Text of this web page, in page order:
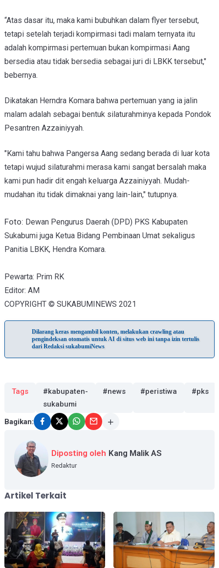
“Atas dasar itu, maka kami bubuhkan dalam flyer tersebut,
tetapi setelah terjadi kompirmasi tadi malam ternyata itu
adalah kompirmasi pertemuan bukan kompirmasi Aang
bersedia atau tidak bersedia sebagai juri di LBKK tersebut,"
bebernya.
Dikatakan Herndra Komara bahwa pertemuan yang ia jalin
malam adalah sebagai bentuk silaturahminya kepada Pondok
Pesantren Azzainiyyah.
"Kami tahu bahwa Pangersa Aang sedang berada di luar kota
tetapi wujud silaturahmi merasa kami sangat bersalah maka
kami pun hadir dit engah keluarga Azzainiyyah. Mudah-
mudahan itu tidak dimaknai yang lain-lain," tutupnya.
Foto: Dewan Pengurus Daerah (DPD) PKS Kabupaten
Sukabumi juga Ketua Bidang Pembinaan Umat sekaligus
Panitia LBKK, Hendra Komara.
Pewarta: Prim RK
Editor: AM
COPYRIGHT © SUKABUMINEWS 2021
Dilarang keras mengambil konten, melakukan crawling atau
pengindeksan otomatis untuk AI di situs web ini tanpa izin tertulis
dari Redaksi sukabumiNews
Tags
#kabupaten-
sukabumi
#news #peristiwa #pks
Bagikan:
Diposting oleh Kang Malik AS
Redaktur
Artikel Terkait